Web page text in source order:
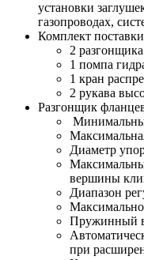
установки
газопроводах,
Комплект
2
1 помпа
1 кран
2 рукава
Разгонщик
Диаметр
вершины
Диапазон
Пружинный
при